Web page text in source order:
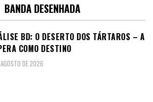
BANDA DESENHADA
BD: O DESERTO DOS TÁRTAROS – A
COMO DESTINO
DE 2026